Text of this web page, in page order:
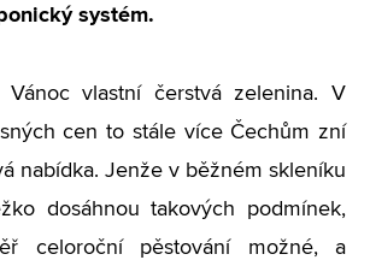
systém.
vlastní čerstvá zelenina. V
cen to stále více Čechům zní
nabídka. Jenže v běžném skleníku
dosáhnou takových podmínek,
celoroční pěstování možné, a